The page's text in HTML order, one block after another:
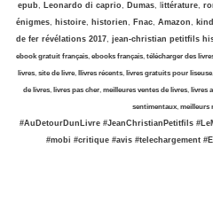
epub, Leonardo di caprio, Dumas, l ittérature,
énigmes, histoire, historien, Fnac, Amazon,
de fer révélations 2017, jean-christian petitfils
ebook gratuit français, ebooks français,télécharger des
livres, site de livre, livres récents, livres gratuits pour liseuse,
de livres, livres pas cher,meilleures ventes de livres, livres
sentimentaux, meilleurs
#AuDetourDunLivre #JeanChristianPetitfils
#mobi #critique #avis #telechargement